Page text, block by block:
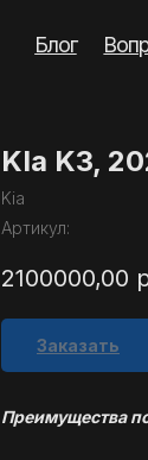
Вопросы
KIa K3,
Kia
Артикул:
2100000,00
Заказать
Преимущества